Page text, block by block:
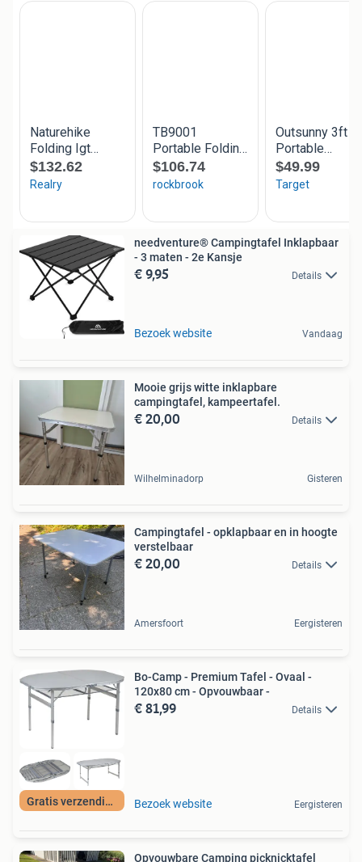
needventure® Campingtafel Inklapbaar
- 3 maten - 2e Kansje
€ 9,95 Details
Bezoek website Vandaag
Mooie grijs witte inklapbare
campingtafel, kampeertafel.
€ 20,00 Details
Wilhelminadorp Gisteren
Campingtafel - opklapbaar en in hoogte
verstelbaar
€ 20,00 Details
Amersfoort Eergisteren
Gratis verzending
Bo-Camp - Premium Tafel - Ovaal -
120x80 cm - Opvouwbaar -
€ 81,99 Details
Bezoek website Eergisteren
Opvouwbare Camping picknicktafel